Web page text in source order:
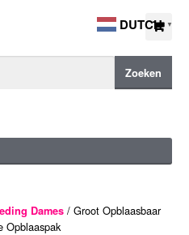
Zoeken
Dames/ Groot Opblaasbaar
Opblaaspak
DUTCH ▼